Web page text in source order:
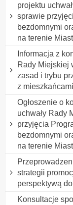
projektu
sprawie
bezdomnymi
na terenie
Informacja z
Rady Miejskiej
zasad i trybu
z
Ogłoszenie o
uchwały Rady
przyjęcia
bezdomnymi
na terenie
strategii
perspektywą
Konsultacje